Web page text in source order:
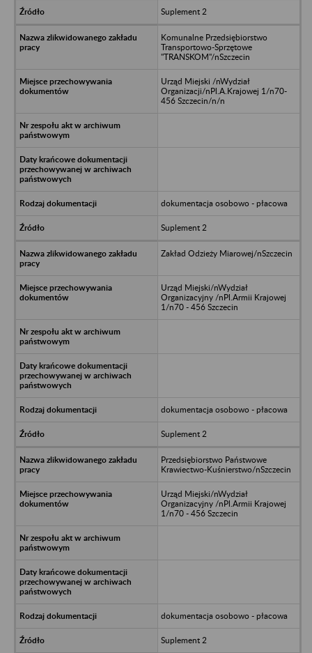
Suplement 2
Komunalne Przedsiębiorstwo
Transportowo-Sprzętowe
"TRANSKOM"/nSzczecin
Urząd Miejski /nWydział
Organizacji/nPl.A.Krajowej 1/n70-
456 Szczecin/n/n
dokumentacja osobowo - płacowa
Suplement 2
Zakład Odzieży Miarowej/nSzczecin
Urząd Miejski/nWydział
Organizacyjny /nPl.Armii Krajowej
1/n70 - 456 Szczecin
dokumentacja osobowo - płacowa
Suplement 2
Przedsiębiorstwo Państwowe
Krawiectwo-Kuśnierstwo/nSzczecin
Urząd Miejski/nWydział
Organizacyjny /nPl.Armii Krajowej
1/n70 - 456 Szczecin
dokumentacja osobowo - płacowa
Suplement 2